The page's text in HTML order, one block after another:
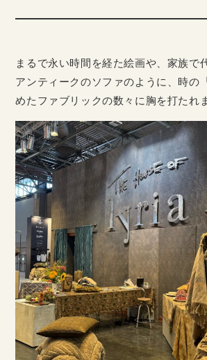
まるで永い時間を経た絵画や、家族で
アンティークのソファのように、時の
めたファブリックの数々に胸を打たれ